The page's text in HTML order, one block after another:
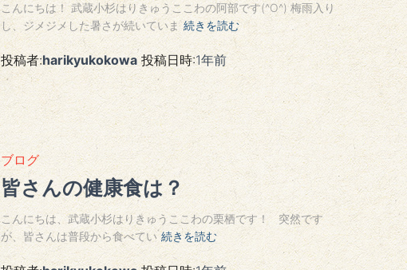
こんにちは！ 武蔵小杉はりきゅうここわの阿部です(^O^) 梅雨入り
し、ジメジメした暑さが続いていま 続きを読む
投稿者:harikyukokowa投稿日時:1年前
ブログ
皆さんの健康食は？
こんにちは、武蔵小杉はりきゅうここわの栗栖です！ 突然です
が、皆さんは普段から食べてい 続きを読む